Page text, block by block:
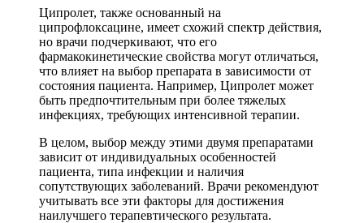
Ципролет, также основанный на
ципрофлоксацине, имеет схожий спектр действия,
но врачи подчеркивают, что его
фармакокинетические свойства могут отличаться,
что влияет на выбор препарата в зависимости от
состояния пациента. Например, Ципролет может
быть предпочтительным при более тяжелых
инфекциях, требующих интенсивной терапии.
В целом, выбор между этими двумя препаратами
зависит от индивидуальных особенностей
пациента, типа инфекции и наличия
сопутствующих заболеваний. Врачи рекомендуют
учитывать все эти факторы для достижения
наилучшего терапевтического результата.